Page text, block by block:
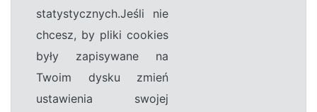
statystycznych.Jeśli nie
chcesz, by pliki cookies
były zapisywane na
Twoim dysku zmień
ustawienia swojej